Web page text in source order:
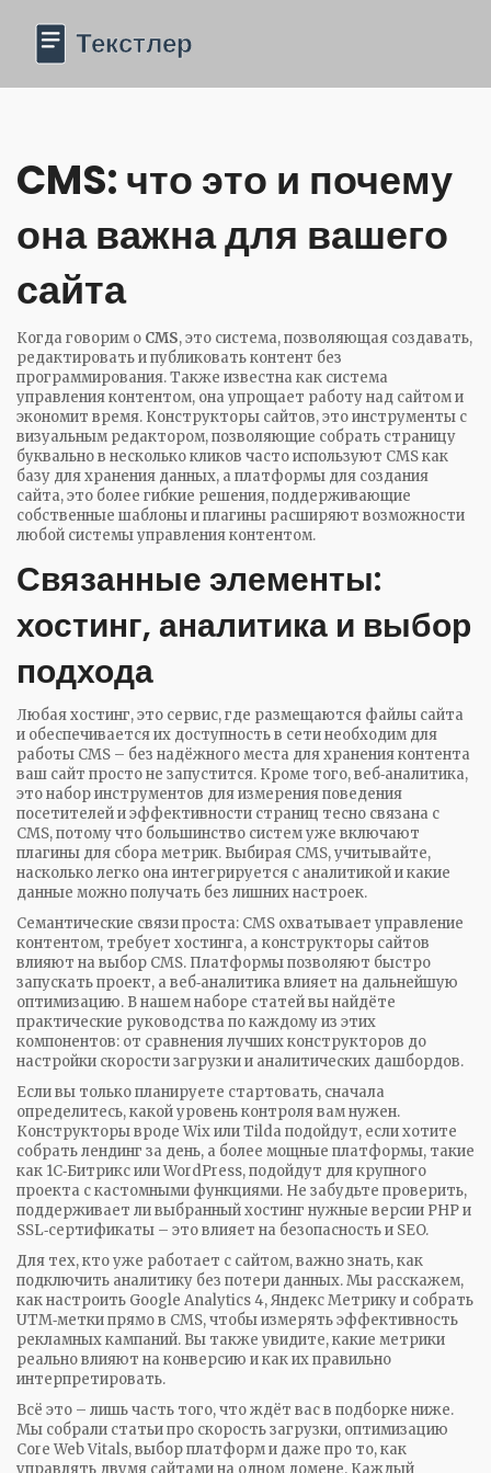
CMS: что это и почему
она важна для вашего
сайта
Когда говорим о CMS,это система, позволяющая создавать,
редактировать и публиковать контент без
программирования. Также известна как система
управления контентом, она упрощает работу над сайтом и
экономит время. Конструкторы сайтов,это инструменты с
визуальным редактором, позволяющие собрать страницу
буквально в несколько кликов часто используют CMS как
базу для хранения данных, аплатформы для создания
сайта,это более гибкие решения, поддерживающие
собственные шаблоны и плагины расширяют возможности
любой системы управления контентом.
Связанные элементы:
хостинг, аналитика и выбор
подхода
Любаяхостинг,это сервис, где размещаются файлы сайта
и обеспечивается их доступность в сетинеобходим для
работы CMS – без надёжного места для хранения контента
ваш сайт просто не запустится. Кроме того,веб‑аналитика,
это набор инструментов для измерения поведения
посетителей и эффективности страниц тесно связана с
CMS, потому что большинство систем уже включают
плагины для сбора метрик. Выбирая CMS, учитывайте,
насколько легко она интегрируется с аналитикой и какие
данные можно получать без лишних настроек.
Семантические связи проста: CMS охватывает управление
контентом, требует хостинга, а конструкторы сайтов
влияют на выбор CMS. Платформы позволяют быстро
запускать проект, а веб‑аналитика влияет на дальнейшую
оптимизацию. В нашем наборе статей вы найдёте
практические руководства по каждому из этих
компонентов: от сравнения лучших конструкторов до
настройки скорости загрузки и аналитических дашбордов.
Если вы только планируете стартовать, сначала
определитесь, какой уровень контроля вам нужен.
Конструкторы вроде Wix или Tilda подойдут, если хотите
собрать лендинг за день, а более мощные платформы, такие
как 1С‑Битрикс или WordPress, подойдут для крупного
проекта с кастомными функциями. Не забудьте проверить,
поддерживает ли выбранный хостинг нужные версии PHP и
SSL‑сертификаты – это влияет на безопасность и SEO.
Для тех, кто уже работает с сайтом, важно знать, как
подключить аналитику без потери данных. Мы расскажем,
как настроить Google Analytics 4, Яндекс Метрику и собрать
UTM‑метки прямо в CMS, чтобы измерять эффективность
рекламных кампаний. Вы также увидите, какие метрики
реально влияют на конверсию и как их правильно
интерпретировать.
Всё это – лишь часть того, что ждёт вас в подборке ниже.
Мы собрали статьи про скорость загрузки, оптимизацию
Core Web Vitals, выбор платформ и даже про то, как
управлять двумя сайтами на одном домене. Каждый